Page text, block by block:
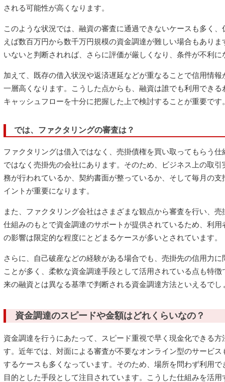
される可能性が高くなります。
このような状況では、融資の審査に通過できないケースも多く
えば数百万円から数千万円規模の資金調達が難しい場合もあり
いないと判断されれば、さらに評価が厳しくなり、条件が不利
加えて、既存の借入状況や返済遅延などが重なることで信用情
一層高くなります。こうした点からも、融資は誰でも利用でき
キャッシュフローを十分に把握した上で検討することが重要です
では、ファクタリングの審査は？
ファクタリングは借入ではなく、売掛債権を買い取ってもらう
ではなく売掛先の会社にあります。そのため、ビジネス上の取
務が行われているか、契約書面が整っているか、そして毎月の
イントが重要になります。
また、ファクタリング会社はさまざまな観点から審査を行い、
仕組みのもとで資金調達のサポートが提供されているため、利
の影響は限定的な程度にとどまるケースが多いとされています。
さらに、自己破産などの経験がある場合でも、売掛先の信用力
ことが多く、柔軟な資金調達手段として活用されている点も特
来の融資とは異なる基準で判断される資金調達方法といえるでし
資金調達のスピードや金額はどれくらいなの？
資金調達を行うにあたって、スピード重視で早く現金化できる
す。近年では、対面による審査が不要なオンライン型のサービ
するケースも多くなっています。そのため、場所を問わず利用
目的とした手段として注目されています。こうした仕組みを活